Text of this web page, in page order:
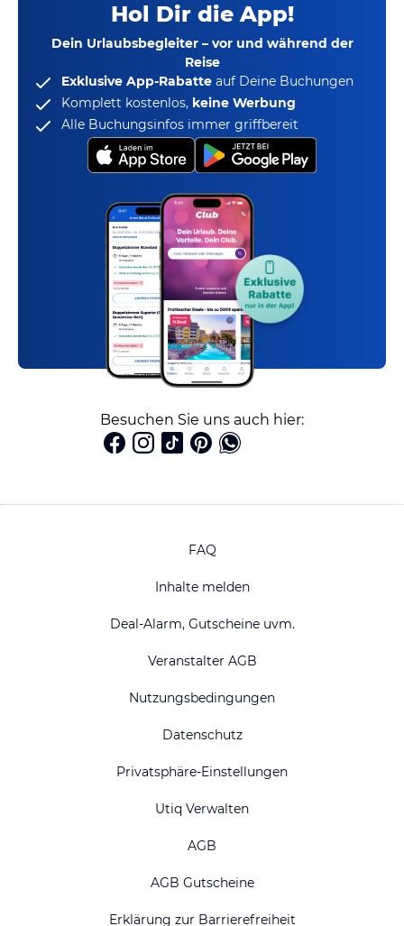
Hol Dir die App!
Dein Urlaubsbegleiter – vor und während der
Reise
Exklusive App-Rabatte auf Deine Buchungen
Komplett kostenlos, keine Werbung
Alle Buchungsinfos immer griffbereit
Besuchen Sie uns auch hier:
FAQ
Inhalte melden
Deal-Alarm, Gutscheine uvm.
Veranstalter AGB
Nutzungsbedingungen
Datenschutz
Privatsphäre-Einstellungen
Utiq Verwalten
AGB
AGB Gutscheine
Erklärung zur Barrierefreiheit